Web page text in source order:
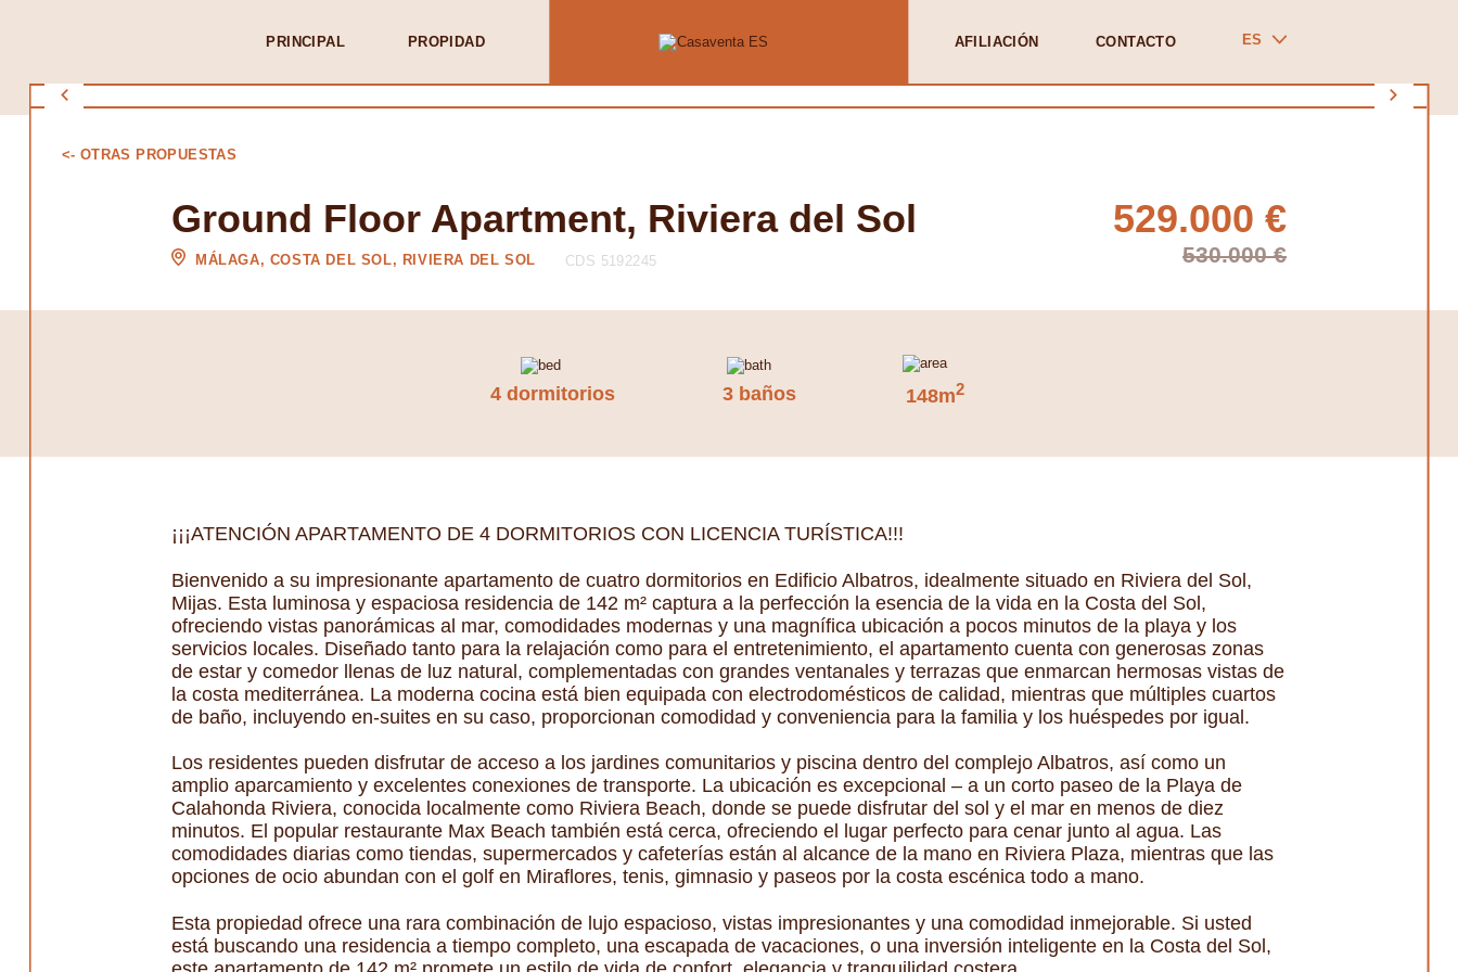
PRINCIPAL PROPIDAD AFILIACIÓN CONTACTO ES
<- OTRAS PROPUESTAS
Ground Floor Apartment, Riviera del Sol
MÁLAGA, COSTA DEL SOL, RIVIERA DEL SOL CDS 5192245
529.000 €
530.000 €
4 dormitorios 3 baños 148m2
¡¡¡ATENCIÓN APARTAMENTO DE 4 DORMITORIOS CON LICENCIA TURÍSTICA!!!
Bienvenido a su impresionante apartamento de cuatro dormitorios en Edificio Albatros, idealmente situado en Riviera del Sol,
Mijas. Esta luminosa y espaciosa residencia de 142 m² captura a la perfección la esencia de la vida en la Costa del Sol,
ofreciendo vistas panorámicas al mar, comodidades modernas y una magnífica ubicación a pocos minutos de la playa y los
servicios locales. Diseñado tanto para la relajación como para el entretenimiento, el apartamento cuenta con generosas zonas
de estar y comedor llenas de luz natural, complementadas con grandes ventanales y terrazas que enmarcan hermosas vistas de
la costa mediterránea. La moderna cocina está bien equipada con electrodomésticos de calidad, mientras que múltiples cuartos
de baño, incluyendo en-suites en su caso, proporcionan comodidad y conveniencia para la familia y los huéspedes por igual.
Los residentes pueden disfrutar de acceso a los jardines comunitarios y piscina dentro del complejo Albatros, así como un
amplio aparcamiento y excelentes conexiones de transporte. La ubicación es excepcional – a un corto paseo de la Playa de
Calahonda Riviera, conocida localmente como Riviera Beach, donde se puede disfrutar del sol y el mar en menos de diez
minutos. El popular restaurante Max Beach también está cerca, ofreciendo el lugar perfecto para cenar junto al agua. Las
comodidades diarias como tiendas, supermercados y cafeterías están al alcance de la mano en Riviera Plaza, mientras que las
opciones de ocio abundan con el golf en Miraflores, tenis, gimnasio y paseos por la costa escénica todo a mano.
Esta propiedad ofrece una rara combinación de lujo espacioso, vistas impresionantes y una comodidad inmejorable. Si usted
está buscando una residencia a tiempo completo, una escapada de vacaciones, o una inversión inteligente en la Costa del Sol,